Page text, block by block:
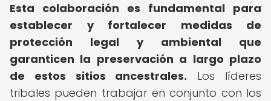
Esta colaboración es fundamental para
establecer y fortalecer medidas de
protección legal y ambiental que
garanticen la preservación a largo plazo
de estos sitios ancestrales. Los líderes
tribales pueden trabajar en conjunto con los